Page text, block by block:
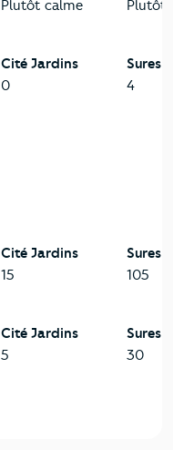
Plutôt calme Plutôt
Cité Jardins
0
Suresnes
4
Cité Jardins
15
Suresnes
105
Cité Jardins
5
Suresnes
30